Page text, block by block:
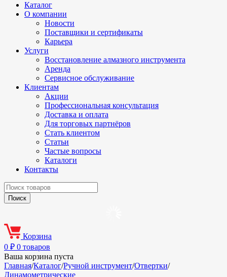
Каталог
О компании
Новости
Поставщики и сертификаты
Карьера
Услуги
Восстановление алмазного инструмента
Аренда
Сервисное обслуживание
Клиентам
Акции
Профессиональная консультация
Доставка и оплата
Для торговых партнёров
Стать клиентом
Статьи
Частые вопросы
Каталоги
Контакты
Корзина
0 ₽ 0 товаров
Ваша корзина пуста
Главная/Каталог/Ручной инструмент/Отвертки/
Динамометрические